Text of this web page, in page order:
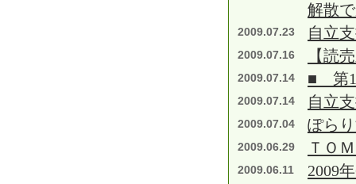
解散
2009.07.23 自立
2009.07.16 【読
2009.07.14 ■ 第
2009.07.14 自立
2009.07.04 ぽら
2009.06.29 ＴＯ
2009.06.11 2009